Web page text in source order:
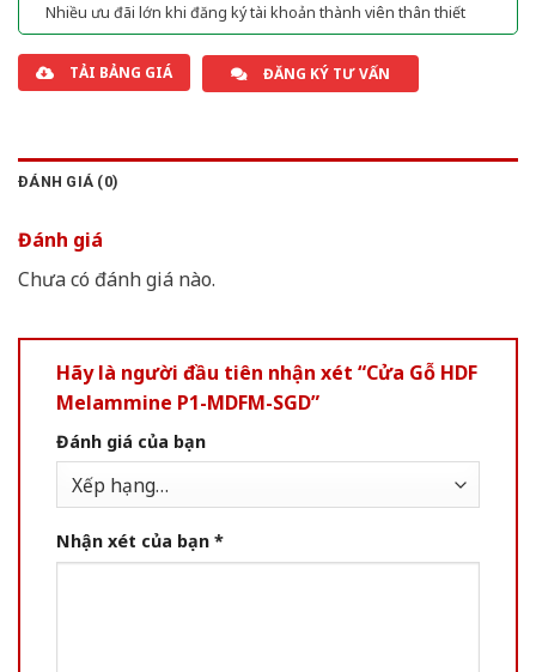
Nhiều ưu đãi lớn khi đăng ký tài khoản thành viên thân thiết
TẢI BẢNG GIÁ ĐĂNG KÝ TƯ VẤN
ĐÁNH GIÁ (0)
Đánh giá
Chưa có đánh giá nào.
Hãy là người đầu tiên nhận xét “Cửa Gỗ HDF
Melammine P1-MDFM-SGD”
Đánh giá của bạn
Nhận xét của bạn *